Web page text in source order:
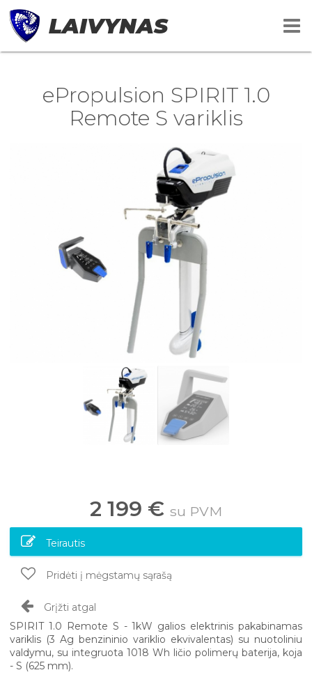
LAIVYNAS
ePropulsion SPIRIT 1.0
Remote S variklis
2 199 € su PVM
Teirautis
Pridėti į mėgstamų sąrašą
Grįžti atgal
SPIRIT 1.0 Remote S - 1kW galios elektrinis pakabinamas
variklis (3 Ag benzininio variklio ekvivalentas) su nuotoliniu
valdymu, su integruota 1018 Wh ličio polimerų baterija, koja
- S (625 mm).